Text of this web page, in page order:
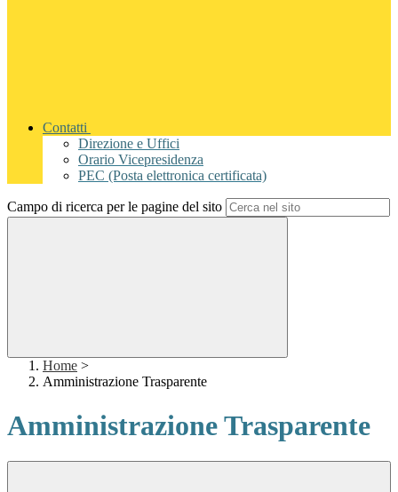
Contatti
Direzione e Uffici
Orario Vicepresidenza
PEC (Posta elettronica certificata)
Campo di ricerca per le pagine del sito
Home >
Amministrazione Trasparente
Amministrazione Trasparente